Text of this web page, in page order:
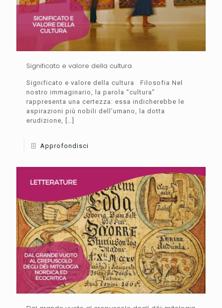
Significato e valore della cultura
Significato e valore della cultura Filosofia Nel
nostro immaginario, la parola “cultura”
rappresenta una certezza: essa indicherebbe le
aspirazioni più nobili dell’umano, la dotta
erudizione,
[…]
Approfondisci